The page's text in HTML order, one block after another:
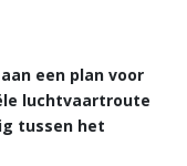
een plan voor
luchtvaartroute
tussen het